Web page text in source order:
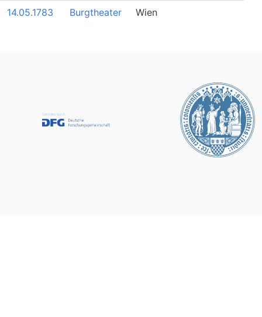
14.05.1783 Burgtheater Wien